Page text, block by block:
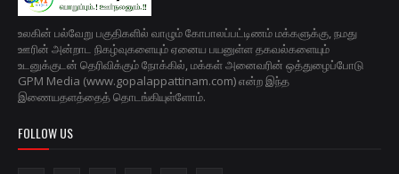
உலகின் பல்வேறு பகுதிகளில் வாழும் கோபாலப்பட்டிணம் மக்களுக்கு, நமது
ஊரின் அன்றாட நிகழ்வுகளையும் ஏனைய பயனுள்ள தகவல்களையும்
உடனுக்குடன் தெரிவிக்கும் நோக்கில், மக்கள் அனைவரின் ஒத்துழைப்போடு
GPM Media (www.gopalappattinam.com) என்ற இந்த
இணையதளத்தைத் தொடங்கியுள்ளோம்.
FOLLOW US